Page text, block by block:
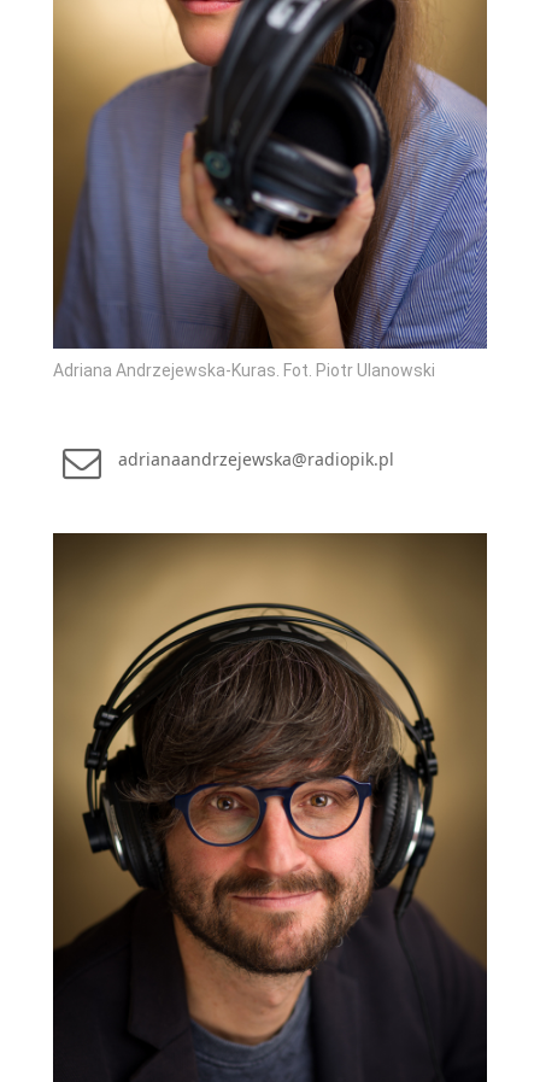
Adriana Andrzejewska-Kuras. Fot. Piotr Ulanowski
adrianaandrzejewska@radiopik.pl